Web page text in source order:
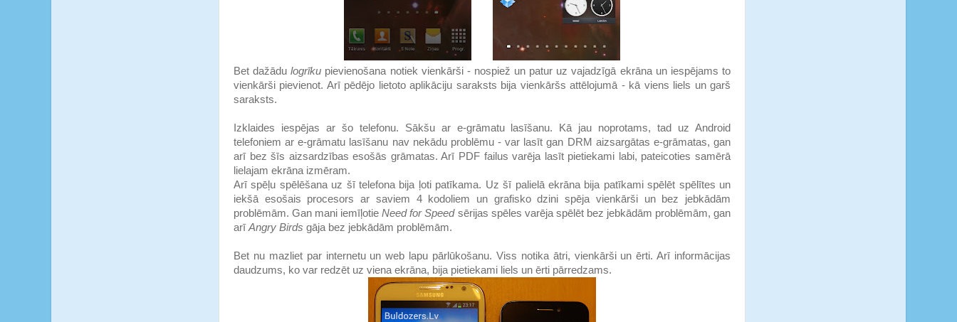
Bet dažādulogrīku pievienošana notiek vienkārši - nospiež un patur uz vajadzīgā ekrāna un iespējams to
vienkārši pievienot. Arī pēdējo lietoto aplikāciju saraksts bija vienkāršs attēlojumā - kā viens liels un garš
saraksts.
Izklaides iespējas ar šo telefonu. Sākšu ar e-grāmatu lasīšanu. Kā jau noprotams, tad uz Android
telefoniem ar e-grāmatu lasīšanu nav nekādu problēmu - var lasīt gan DRM aizsargātas e-grāmatas, gan
arī bez šīs aizsardzības esošās grāmatas. Arī PDF failus varēja lasīt pietiekami labi, pateicoties samērā
lielajam ekrāna izmēram.
Arī spēļu spēlēšana uz šī telefona bija ļoti patīkama. Uz šī palielā ekrāna bija patīkami spēlēt spēlītes un
iekšā esošais procesors ar saviem 4 kodoliem un grafisko dzini spēja vienkārši un bez jebkādām
problēmām. Gan mani iemīļotieNeed for Speedsērijas spēles varēja spēlēt bez jebkādām problēmām, gan
arīAngry Birds gāja bez jebkādām problēmām.
Bet nu mazliet par internetu un web lapu pārlūkošanu. Viss notika ātri, vienkārši un ērti. Arī informācijas
daudzums, ko var redzēt uz viena ekrāna, bija pietiekami liels un ērti pārredzams.